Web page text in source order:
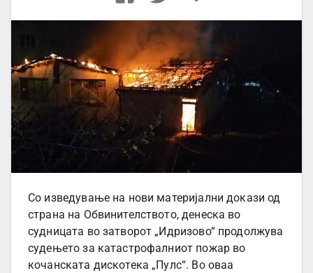
Со изведување на нови материјални докази од
страна на Обвинителството, денеска во
судницата во затворот „Идризово“ продолжува
судењето за катастрофалниот пожар во
кочанската дискотека „Пулс“. Во оваа